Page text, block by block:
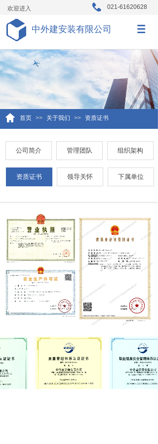
中外建安装有限公司
欢迎进入 021-61620628
首页 >> 关于我们 >> 资质证书
管理团队
资质证书
公司简介
领导关怀
组织架构
下属单位